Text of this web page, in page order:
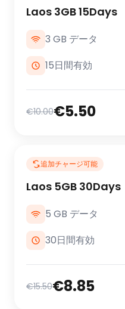
Laos 3GB 15Days
3 GB データ
15日間有効
€10.00€5.50
追加チャージ可能
Laos 5GB 30Days
5 GB データ
30日間有効
€15.50€8.85